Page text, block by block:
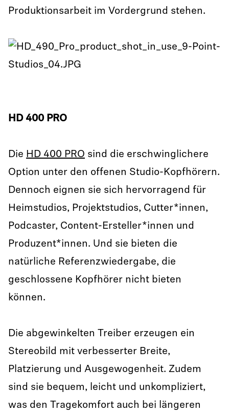
Produktionsarbeit im Vordergrund stehen.
HD 400 PRO
Die HD 400 PRO sind die erschwinglichere
Option unter den offenen Studio-Kopfhörern.
Dennoch eignen sie sich hervorragend für
Heimstudios, Projektstudios, Cutter*innen,
Podcaster, Content-Ersteller*innen und
Produzent*innen. Und sie bieten die
natürliche Referenzwiedergabe, die
geschlossene Kopfhörer nicht bieten
können.
Die abgewinkelten Treiber erzeugen ein
Stereobild mit verbesserter Breite,
Platzierung und Ausgewogenheit. Zudem
sind sie bequem, leicht und unkompliziert,
was den Tragekomfort auch bei längeren